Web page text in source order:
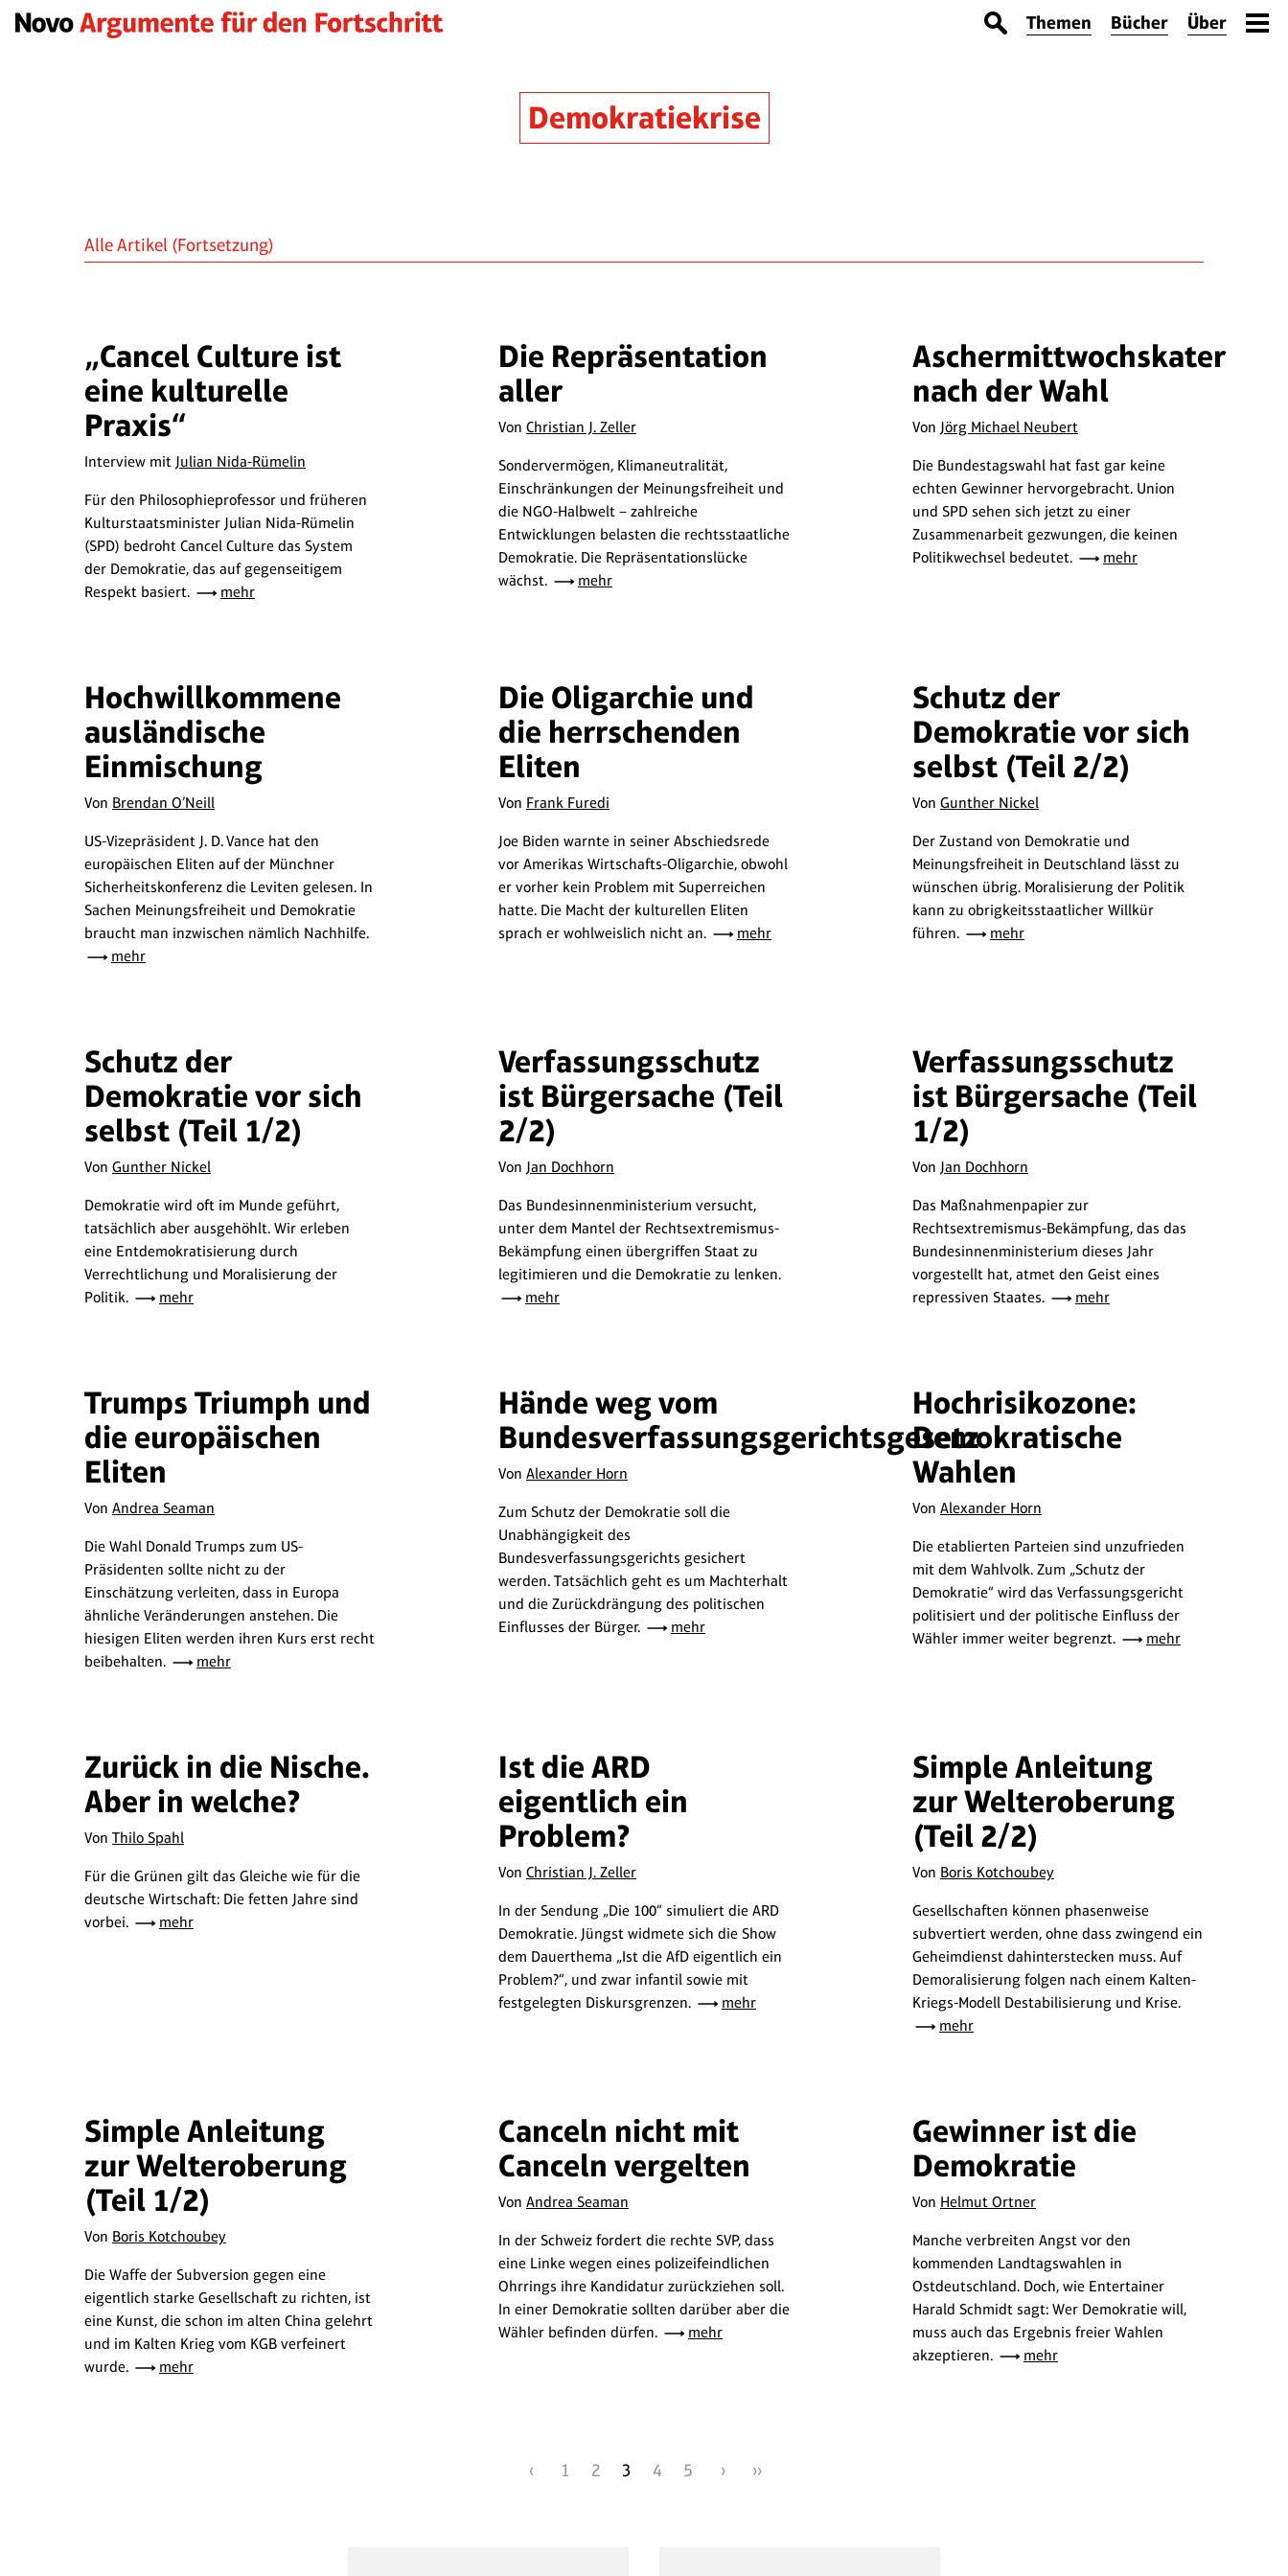
Themen Bücher Über
Demokratiekrise
Alle Artikel (Fortsetzung)
„Cancel Culture ist
eine kulturelle
Praxis“
Interview mit Julian Nida-Rümelin
Für den Philosophieprofessor und früheren
Kulturstaatsminister Julian Nida-Rümelin
(SPD) bedroht Cancel Culture das System
der Demokratie, das auf gegenseitigem
Respekt basiert.
mehr
Die Repräsentation
aller
Von Christian J. Zeller
Sondervermögen, Klimaneutralität,
Einschränkungen der Meinungsfreiheit und
die NGO-Halbwelt – zahlreiche
Entwicklungen belasten die rechtsstaatliche
Demokratie. Die Repräsentationslücke
wächst.
mehr
Aschermittwochskater
nach der Wahl
Von Jörg Michael Neubert
Die Bundestagswahl hat fast gar keine
echten Gewinner hervorgebracht. Union
und SPD sehen sich jetzt zu einer
Zusammenarbeit gezwungen, die keinen
Politikwechsel bedeutet.
mehr
Hochwillkommene
ausländische
Einmischung
Von Brendan O’Neill
US-Vizepräsident J. D. Vance hat den
europäischen Eliten auf der Münchner
Sicherheitskonferenz die Leviten gelesen. In
Sachen Meinungsfreiheit und Demokratie
braucht man inzwischen nämlich Nachhilfe.
mehr
Die Oligarchie und
die herrschenden
Eliten
Von Frank Furedi
Joe Biden warnte in seiner Abschiedsrede
vor Amerikas Wirtschafts-Oligarchie, obwohl
er vorher kein Problem mit Superreichen
hatte. Die Macht der kulturellen Eliten
sprach er wohlweislich nicht an.
mehr
Schutz der
Demokratie vor sich
selbst (Teil 2/2)
Von Gunther Nickel
Der Zustand von Demokratie und
Meinungsfreiheit in Deutschland lässt zu
wünschen übrig. Moralisierung der Politik
kann zu obrigkeitsstaatlicher Willkür
führen.
mehr
Schutz der
Demokratie vor sich
selbst (Teil 1/2)
Von Gunther Nickel
Demokratie wird oft im Munde geführt,
tatsächlich aber ausgehöhlt. Wir erleben
eine Entdemokratisierung durch
Verrechtlichung und Moralisierung der
Politik.
mehr
Verfassungsschutz
ist Bürgersache (Teil
2/2)
Von Jan Dochhorn
Das Bundesinnenministerium versucht,
unter dem Mantel der Rechtsextremismus-
Bekämpfung einen übergriffen Staat zu
legitimieren und die Demokratie zu lenken.
mehr
Verfassungsschutz
ist Bürgersache (Teil
1/2)
Von Jan Dochhorn
Das Maßnahmenpapier zur
Rechtsextremismus-Bekämpfung, das das
Bundesinnenministerium dieses Jahr
vorgestellt hat, atmet den Geist eines
repressiven Staates.
mehr
Trumps Triumph und
die europäischen
Eliten
Von Andrea Seaman
Die Wahl Donald Trumps zum US-
Präsidenten sollte nicht zu der
Einschätzung verleiten, dass in Europa
ähnliche Veränderungen anstehen. Die
hiesigen Eliten werden ihren Kurs erst recht
beibehalten.
mehr
Hände weg vom
Bundesverfassungsgerichtsgesetz
Von Alexander Horn
Zum Schutz der Demokratie soll die
Unabhängigkeit des
Bundesverfassungsgerichts gesichert
werden. Tatsächlich geht es um Machterhalt
und die Zurückdrängung des politischen
Einflusses der Bürger.
mehr
Hochrisikozone:
Demokratische
Wahlen
Von Alexander Horn
Die etablierten Parteien sind unzufrieden
mit dem Wahlvolk. Zum „Schutz der
Demokratie“ wird das Verfassungsgericht
politisiert und der politische Einfluss der
Wähler immer weiter begrenzt.
mehr
Zurück in die Nische.
Aber in welche?
Von Thilo Spahl
Für die Grünen gilt das Gleiche wie für die
deutsche Wirtschaft: Die fetten Jahre sind
vorbei.
mehr
Ist die ARD
eigentlich ein
Problem?
Von Christian J. Zeller
In der Sendung „Die 100“ simuliert die ARD
Demokratie. Jüngst widmete sich die Show
dem Dauerthema „Ist die AfD eigentlich ein
Problem?“, und zwar infantil sowie mit
festgelegten Diskursgrenzen.
mehr
Simple Anleitung
zur Welteroberung
(Teil 2/2)
Von Boris Kotchoubey
Gesellschaften können phasenweise
subvertiert werden, ohne dass zwingend ein
Geheimdienst dahinterstecken muss. Auf
Demoralisierung folgen nach einem Kalten-
Kriegs-Modell Destabilisierung und Krise.
mehr
Simple Anleitung
zur Welteroberung
(Teil 1/2)
Von Boris Kotchoubey
Die Waffe der Subversion gegen eine
eigentlich starke Gesellschaft zu richten, ist
eine Kunst, die schon im alten China gelehrt
und im Kalten Krieg vom KGB verfeinert
wurde.
mehr
Canceln nicht mit
Canceln vergelten
Von Andrea Seaman
In der Schweiz fordert die rechte SVP, dass
eine Linke wegen eines polizeifeindlichen
Ohrrings ihre Kandidatur zurückziehen soll.
In einer Demokratie sollten darüber aber die
Wähler befinden dürfen.
mehr
Gewinner ist die
Demokratie
Von Helmut Ortner
Manche verbreiten Angst vor den
kommenden Landtagswahlen in
Ostdeutschland. Doch, wie Entertainer
Harald Schmidt sagt: Wer Demokratie will,
muss auch das Ergebnis freier Wahlen
akzeptieren.
mehr
‹ 1 2 3 4 5 › ››